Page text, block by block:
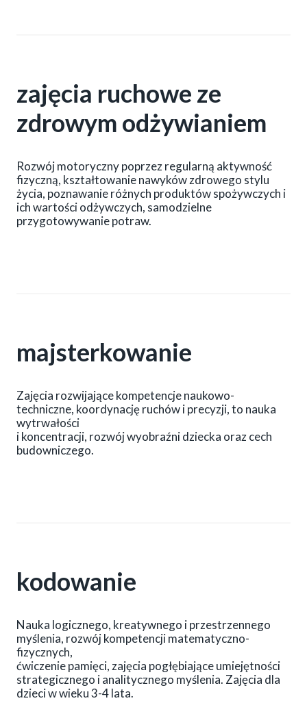
zajęcia ruchowe ze
zdrowym odżywianiem
Rozwój motoryczny poprzez regularną aktywność
fizyczną, kształtowanie nawyków zdrowego stylu
życia, poznawanie różnych produktów spożywczych i
ich wartości odżywczych, samodzielne
przygotowywanie potraw.
majsterkowanie
Zajęcia rozwijające kompetencje naukowo-
techniczne, koordynację ruchów i precyzji, to nauka
wytrwałości
i koncentracji, rozwój wyobraźni dziecka oraz cech
budowniczego.
kodowanie
Nauka logicznego, kreatywnego i przestrzennego
myślenia, rozwój kompetencji matematyczno-
fizycznych,
ćwiczenie pamięci, zajęcia pogłębiające umiejętności
strategicznego i analitycznego myślenia. Zajęcia dla
dzieci w wieku 3-4 lata.